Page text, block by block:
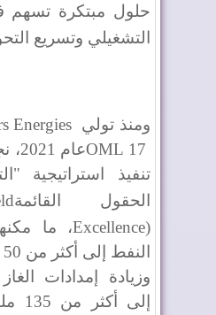
حلول مبتكرة تسهم
التشغيلي وتسريع
ومنذ تولي Energies
OML 17
تنفيذ استراتيجية
الحقول القائمة
Excellence)، ما
وزيادة إمدادات